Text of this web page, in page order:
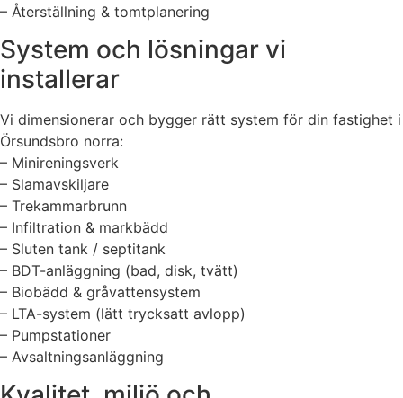
– Återställning & tomtplanering
System och lösningar vi
installerar
Vi dimensionerar och bygger rätt system för din fastighet i
Örsundsbro norra:
– Minireningsverk
– Slamavskiljare
– Trekammarbrunn
– Infiltration & markbädd
– Sluten tank / septitank
– BDT-anläggning (bad, disk, tvätt)
– Biobädd & gråvattensystem
– LTA-system (lätt trycksatt avlopp)
– Pumpstationer
– Avsaltningsanläggning